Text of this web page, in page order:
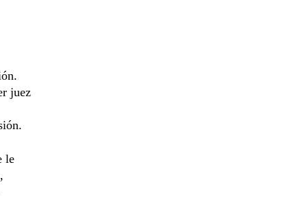
juez
le